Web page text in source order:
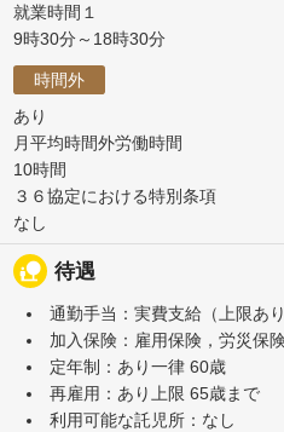
就業時間１
9時30分～18時30分
時間外
あり
月平均時間外労働時間
10時間
３６協定における特別条項
なし
nature_people 待遇
通勤手当：実費支給（上限あ
加入保険：雇用保険，労災保
定年制：あり一律 60歳
再雇用：あり上限 65歳まで
利用可能な託児所：なし